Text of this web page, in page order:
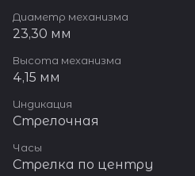
Диаметр механизма
23,30 мм
Высота механизма
4,15 мм
Индикация
Стрелочная
Часы
Стрелка по центру